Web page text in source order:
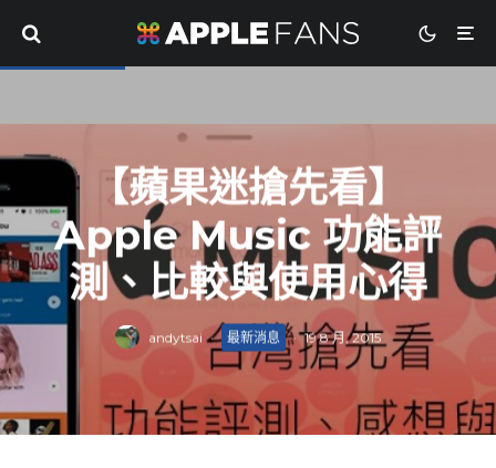
【蘋果迷搶先看】
Apple Music 功能評
測、比較與使用心得
andytsai · 最新消息 · 19 8 月, 2015